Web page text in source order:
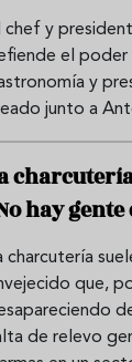
chef y
el poder
y
junto a
hay
charcutería
que,
de relevo